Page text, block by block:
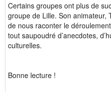
Certains groupes ont plus de
groupe de Lille. Son
de nous raconter le
tout saupoudré d’anecdotes,
culturelles.
Bonne lecture !